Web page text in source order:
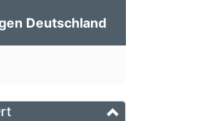
Deutschland